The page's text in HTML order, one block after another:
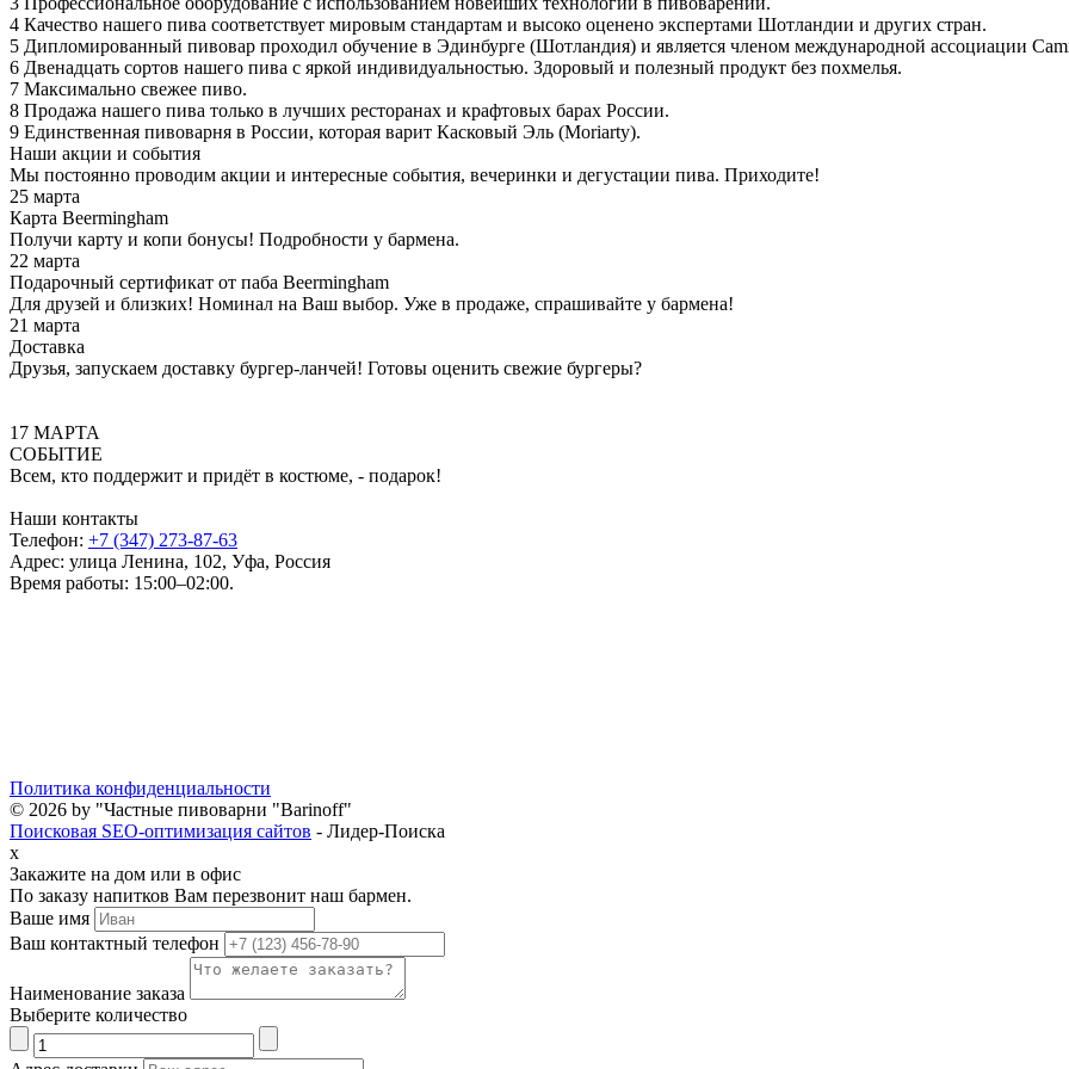
4 Качество нашего пива соответствует мировым стандартам и высоко оценено экспертами Шотландии и других стран.
5 Дипломированный пивовар проходил обучение в Эдинбурге (Шотландия) и является членом международной ассоциации
6 Двенадцать сортов нашего пива с яркой индивидуальностью. Здоровый и полезный продукт без похмелья.
7 Максимально свежее пиво.
8 Продажа нашего пива только в лучших ресторанах и крафтовых барах России.
9 Единственная пивоварня в России, которая варит Касковый Эль (Moriarty).
Наши акции и события
Мы постоянно проводим акции и интересные события, вечеринки и дегустации пива. Приходите!
25 марта
Карта Beermingham
Получи карту и копи бонусы! Подробности у бармена.
22 марта
Подарочный сертификат от паба Beermingham
Для друзей и близких! Номинал на Ваш выбор. Уже в продаже, спрашивайте у бармена!
21 марта
Доставка
Друзья, запускаем доставку бургер-ланчей! Готовы оценить свежие бургеры?
17 МАРТА
СОБЫТИЕ
Всем, кто поддержит и придёт в костюме, - подарок!
Наши контакты
Телефон: +7 (347) 273-87-63
Адрес: улица Ленина, 102, Уфа, Россия
Время работы: 15:00–02:00.
Политика конфиденциальности
© 2026 by "Частные пивоварни "Barinoff"
Поисковая SEO-оптимизация сайтов - Лидер-Поиска
x
Закажите на дом или в офис
По заказу напитков Вам перезвонит наш бармен.
Ваше имя
Ваш контактный телефон
Наименование заказа
Выберите количество